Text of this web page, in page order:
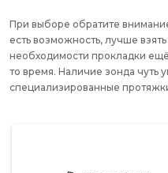
При выборе обратите
есть возможность, лучше
необходимости прокладки
то время. Наличие зонда чуть
специализированные